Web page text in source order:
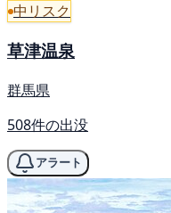
中リスク
草津温泉
群馬県
508件の出没
アラート